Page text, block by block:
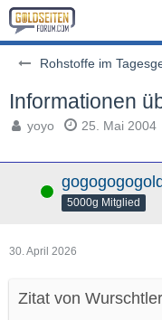
Rohstoffe im
Informationen
yoyo 25. Mai 2004
Online gogogogogold
5000g Mitglied
30. April 2026
Zitat von Wurschtler